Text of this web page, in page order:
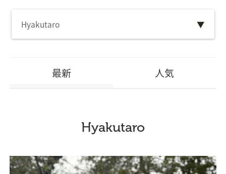
Hyakutaro ▼
最新 人気
Hyakutaro